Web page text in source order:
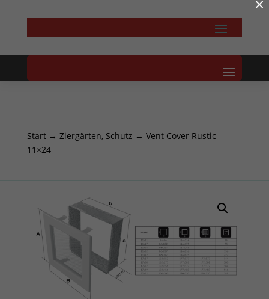
Start→ Ziergärten, Schutz → Vent Cover Rustic
11×24